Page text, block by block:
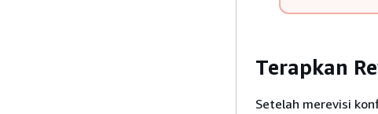
Terapkan
Setelah merevisi